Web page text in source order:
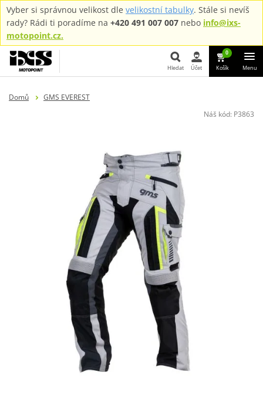
Vyber si správnou velikost dle velikostní tabulky. Stále si nevíš
rady? Rádi ti poradíme na +420 491 007 007 nebo info@ixs-
motopoint.cz.
Hledat Účet
0
Košík Menu
Domů
GMS EVEREST
Náš kód: P3863